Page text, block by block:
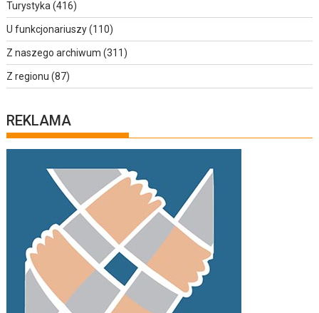
Turystyka (416)
U funkcjonariuszy(110)
Z naszego archiwum (311)
Z regionu (87)
REKLAMA